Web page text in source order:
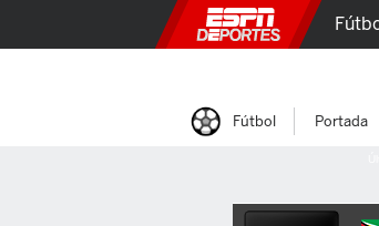
Fútbol Portada